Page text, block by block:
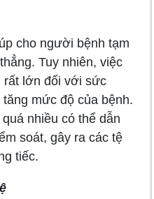
cho người bệnh tạm
Tuy nhiên, việc
rất lớn đối với sức
mức độ của bệnh.
nhiều có thể dẫn
soát, gây ra các tệ
tiếc.